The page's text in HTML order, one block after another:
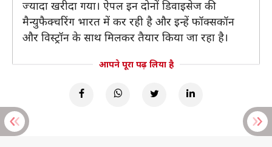
ज्यादा खरीदा गया। ऐपल इन दोनों डिवाइसेज की
मैन्युफैक्चरिंग भारत में कर रही है और इन्हें फॉक्सकॉन
और विस्ट्रॉन के साथ मिलकर तैयार किया जा रहा है।
आपने पूरा पढ़ लिया है